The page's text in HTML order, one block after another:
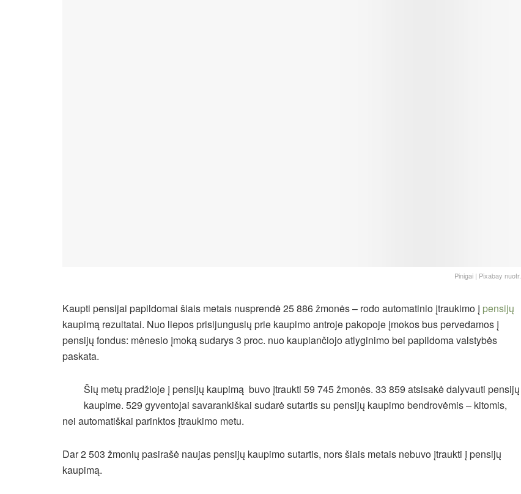
Pinigai | Pixabay nuotr.
Kaupti pensijai papildomai šiais metais nusprendė 25 886 žmonės – rodo automatinio įtraukimo į pensijų
kaupimą rezultatai. Nuo liepos prisijungusių prie kaupimo antroje pakopoje įmokos bus pervedamos į
pensijų fondus: mėnesio įmoką sudarys 3 proc. nuo kaupiančiojo atlyginimo bei papildoma valstybės
paskata.
Šių metų pradžioje į pensijų kaupimą buvo įtraukti 59 745 žmonės. 33 859 atsisakė dalyvauti pensijų
kaupime. 529 gyventojai savarankiškai sudarė sutartis su pensijų kaupimo bendrovėmis – kitomis,
nei automatiškai parinktos įtraukimo metu.
Dar 2 503 žmonių pasirašė naujas pensijų kaupimo sutartis, nors šiais metais nebuvo įtraukti į pensijų
kaupimą.